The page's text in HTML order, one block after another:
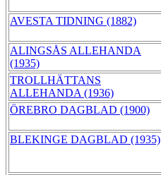
AVESTA TIDNING (1882)
ALINGSÅS ALLEHANDA
(1935)
TROLLHÄTTANS
ALLEHANDA (1936)
ÖREBRO DAGBLAD (1900)
BLEKINGE DAGBLAD (1935)